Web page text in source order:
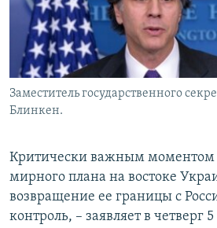
ПОБЕДИТЕЛЕЙ НЕ СУДЯТ?
КРЫМ.НЕПОКОРЕННЫЙ
ELIFBE
УКРАИНСКАЯ ПРОБЛЕМА КРЫМА
ПРИСОЕДИНЯЙТЕСЬ!
Заместитель государственного
Блинкен.
Критически важным моментом
мирного плана на востоке
возвращение ее границы с
контроль, – заявляет в четверг